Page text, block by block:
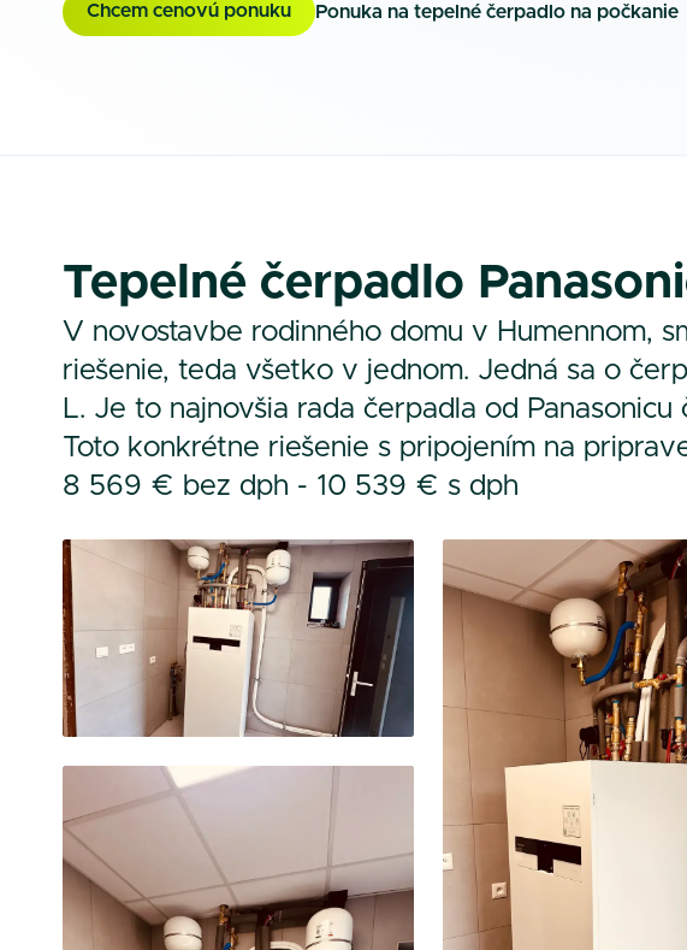
Chcem cenovú ponuku Ponuka na tepelné čerpadlo na počkanie
Tepelné čerpadlo
V novostavbe rodinného domu v Humennom,
riešenie, teda všetko v jednom. Jedná sa o
L. Je to najnovšia rada čerpadla od Panasonicu
Toto konkrétne riešenie s pripojením na
8 569 € bez dph - 10 539 € s dph